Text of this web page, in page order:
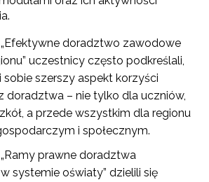
doradztwo zawodowe
uczestnicy często podkreślali,
sobie szerszy aspekt korzyści
doradztwa – nie tylko dla uczniów,
a przede wszystkim dla regionu
i społecznym.
prawne doradztwa
systemie oświaty” dzielili się